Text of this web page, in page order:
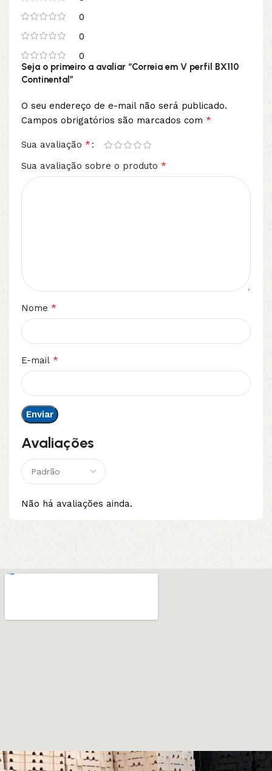
0
0
0
Avaliações
Não há avaliações ainda.
Seja o primeiro a avaliar “Correia em V perfil BX110
Continental”
O seu endereço de e-mail não será publicado.
Campos obrigatórios são marcados com *
Sua avaliação *
Sua avaliação sobre o produto *
Nome *
E-mail *